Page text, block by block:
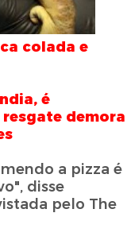
colada e
é
demora
a pizza é
disse
pelo The